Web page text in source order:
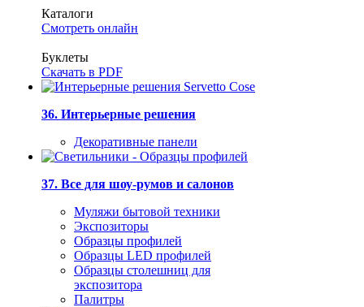
Каталоги
Смотреть онлайн
Буклеты
Скачать в PDF
36. Интерьерные решения
Декоративные панели
37. Все для шоу-румов и салонов
Муляжи бытовой техники
Экспозиторы
Образцы профилей
Образцы LED профилей
Образцы столешниц для
экспозитора
Палитры